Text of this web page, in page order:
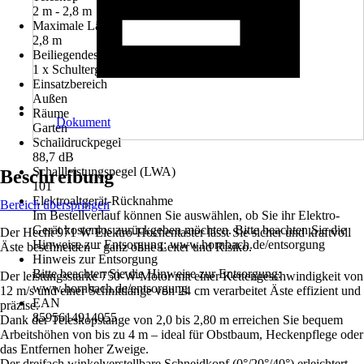
2 m - 2,8 m
Maximale Länge
2,8 m
Beiliegendes Zubehör
1 x Schultergurt, 1 x Schwertschutz
Einsatzbereich
Außen
Räume
Garten
Schalldruckpegel
88,7 dB
Schallleistungspegel (LWA)
101
Elektroaltgerät-Rücknahme
Im Bestellverlauf können Sie auswählen, ob Sie ihr Elektro-
Gerät kostenlos zurückgeben möchten. Bitte beachten Sie die
Hinweise zur Entsorgung: www.hornbach.de/entsorgung
Hinweis zur Entsorgung
Bitte beachten Sie die Hinweise zur Entsorgung:
www.hornbach.de/entsorgung
EAN
8595614914055
Dokument
Beschreibung
Bereich überspringen
Der Hecht 971 W Elektro-Hochentaster lässt Sie sicher und kraftvoll
Äste beschneiden – ganz ohne Leiter und Risiko.
Der leistungsstarke 750-W-Motor mit einer Kettengeschwindigkeit von
12 m/s und einer Schnittlänge von 24 cm verarbeitet Äste effizient und
präzise.
Dank der Teleskopstange von 2,0 bis 2,80 m erreichen Sie bequem
Arbeitshöhen von bis zu 4 m – ideal für Obstbaum, Heckenpflege oder
das Entfernen hoher Zweige.